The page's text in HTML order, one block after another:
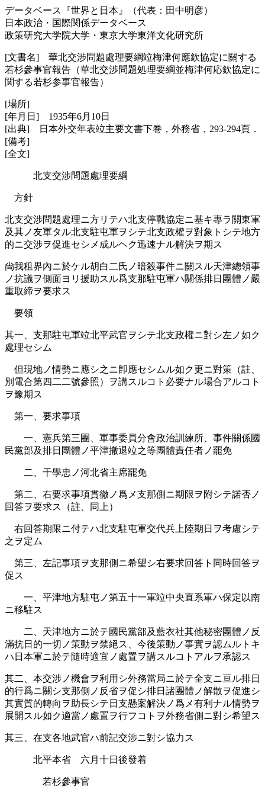
データベース『世界と日本』（代表：田中明彦）
日本政治・国際関係データベース
政策研究大学院大学・東京大学東洋文化研究所
[文書名] 華北交涉問題處理要綱竝梅津何應欽協定に關する
若杉參事官報告（華北交渉問題処理要綱並梅津何応欽協定に
関する若杉参事官報告）
[場所]
[年月日] 1935年6月10日
[出典] 日本外交年表竝主要文書下巻，外務省，293-294頁．
[備考]
[全文]
北支交涉問題處理要綱
方針
北支交涉問題處理ニ方リテハ北支停戰協定ニ基キ專ラ關東軍
及其ノ友軍タル北支駐屯軍ヲシテ北支政權ヲ對象トシテ地方
的ニ交涉ヲ促進セシメ成ルヘク迅速ナル解決ヲ期ス
尙我租界內ニ於ケル胡白二氏ノ暗殺事件ニ關スル天津總領事
ノ抗議ヲ側面ヨリ援助スル爲支那駐屯軍ハ關係排日團體ノ嚴
重取締ヲ要求ス
要領
其一、支那駐屯軍竝北平武官ヲシテ北支政權ニ對シ左ノ如ク
處理セシム
但現地ノ情勢ニ應シ之ニ卽應セシムル如ク更ニ對策（註、
別電合第四二二號參照）ヲ講スルコト必要ナル場合アルコト
ヲ豫期ス
第一、要求事項
一、憲兵第三團、軍事委員分會政治訓練所、事件關係國
民黨部及排日團體ノ平津撤退竝之等團體責任者ノ罷免
二、干學忠ノ河北省主席罷免
第二、右要求事項貫徹ノ爲メ支那側ニ期限ヲ附シテ諾否ノ
回答ヲ要求ス（註、同上）
右回答期限ニ付テハ北支駐屯軍交代兵上陸期日ヲ考慮シテ
之ヲ定ム
第三、左記事項ヲ支那側ニ希望シ右要求回答ト同時回答ヲ
促ス
一、平津地方駐屯ノ第五十一軍竝中央直系軍ハ保定以南
ニ移駐ス
二、天津地方ニ於テ國民黨部及藍衣社其他秘密團體ノ反
滿抗日的一切ノ策動ヲ禁絕ス、今後策動ノ事實ヲ認ムルトキ
ハ日本軍ニ於テ隨時適宜ノ處置ヲ講スルコトアルヲ承認ス
其二、本交涉ノ機會ヲ利用シ外務當局ニ於テ全支ニ亘ル排日
的行爲ニ關シ支那側ノ反省ヲ促シ排日諸團體ノ解散ヲ促進シ
其實質的轉向ヲ助長シテ日支懸案解決ノ爲メ有利ナル情勢ヲ
展開スル如ク適當ノ處置ヲ行フコトヲ外務省側ニ對シ希望ス
其三、在支各地武官ハ前記交涉ニ對シ協力ス
北平本省 六月十日後發着
若杉參事官